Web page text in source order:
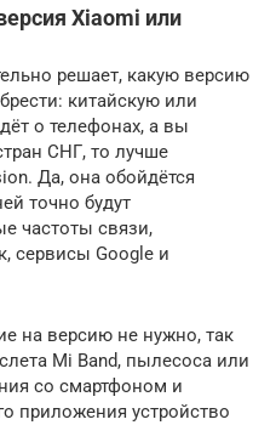
Xiaomi или
решает, какую версию
китайскую или
о телефонах, а вы
СНГ, то лучше
Да, она обойдётся
точно будут
частоты связи,
сервисы Google и
на версию не нужно, так
Mi Band, пылесоса или
со смартфоном и
приложения устройство